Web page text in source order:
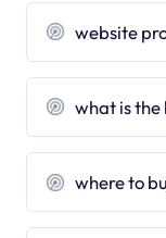
website
what is the
where to